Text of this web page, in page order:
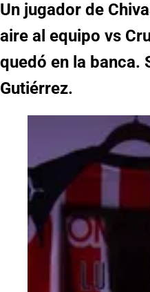
Un jugador de
aire al equipo vs
quedó en la banca.
Gutiérrez.